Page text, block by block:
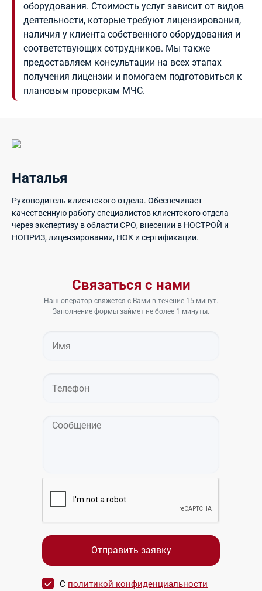
оборудования. Стоимость услуг зависит от видов
деятельности, которые требуют лицензирования,
наличия у клиента собственного оборудования и
соответствующих сотрудников. Мы также
предоставляем консультации на всех этапах
получения лицензии и помогаем подготовиться к
плановым проверкам МЧС.
Наталья
Руководитель клиентского отдела. Обеспечивает
качественную работу специалистов клиентского отдела
через экспертизу в области СРО, внесении в НОСТРОЙ и
НОПРИЗ, лицензировании, НОК и сертификации.
Связаться с нами
Наш оператор свяжется с Вами в течение 15 минут.
Заполнение формы займет не более 1 минуты.
С политикой конфиденциальности